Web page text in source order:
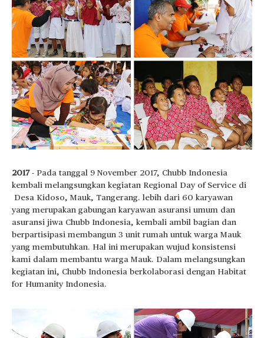
2017 - Pada tanggal 9 November 2017, Chubb Indonesia
kembali melangsungkan kegiatan Regional Day of Service di
Desa Kidoso, Mauk, Tangerang. lebih dari 60 karyawan
yang merupakan gabungan karyawan asuransi umum dan
asuransi jiwa Chubb Indonesia, kembali ambil bagian dan
berpartisipasi membangun 3 unit rumah untuk warga Mauk
yang membutuhkan. Hal ini merupakan wujud konsistensi
kami dalam membantu warga Mauk. Dalam melangsungkan
kegiatan ini, Chubb Indonesia berkolaborasi dengan Habitat
for Humanity Indonesia.